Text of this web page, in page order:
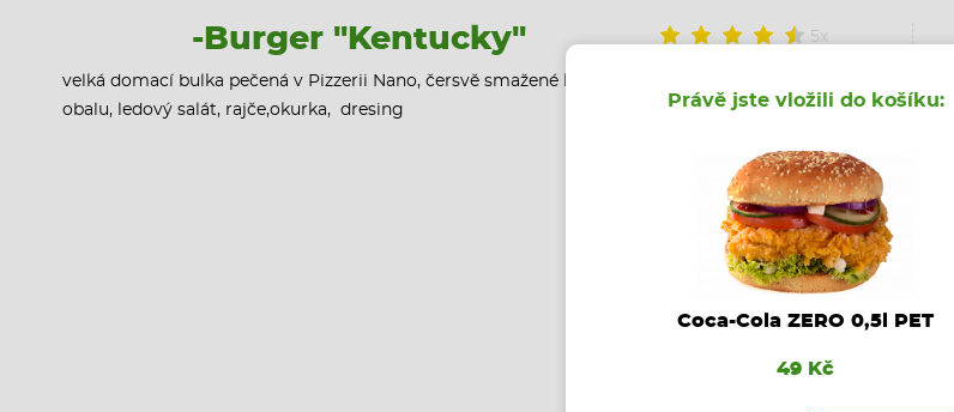
5x
-Burger "Kentucky"
velká domací bulka pečená v Pizzerii Nano, čersvě smažené kuřecí prso ve speciálním
obalu, ledový salát, rajče,okurka, dresing
Právě jste vložili do košíku:
Coca-Cola ZERO 0,5l PET
49 Kč